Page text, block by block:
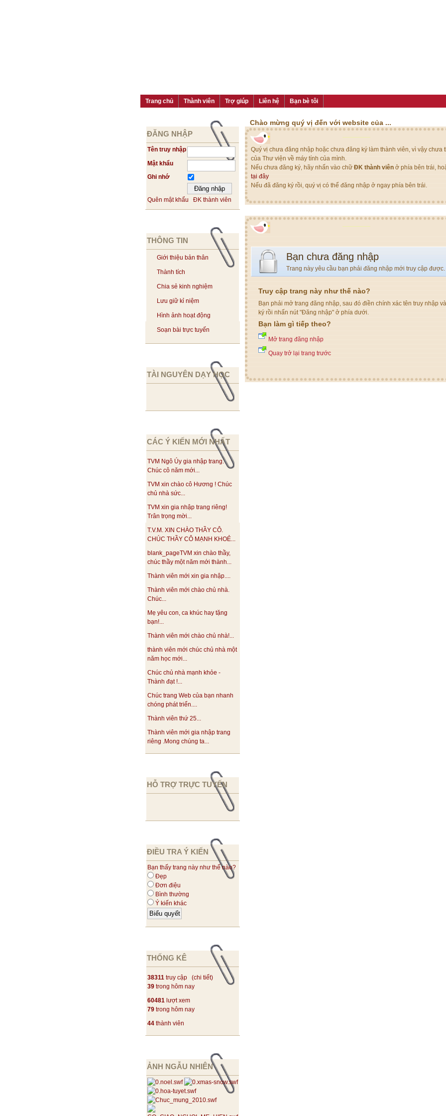
Trang chủ Thành viên Trợ giúp Liên hệ Bạn bè tôi
ĐĂNG NHẬP
Tên truy nhập
Mật khẩu
Ghi nhớ
Quên mật khẩu ĐK thành viên
THÔNG TIN
Giới thiệu bản thân
Thành tích
Chia sẻ kinh nghiệm
Lưu giữ kỉ niệm
Hình ảnh hoạt động
Soạn bài trực tuyến
TÀI NGUYÊN DẠY HỌC
CÁC Ý KIẾN MỚI NHẤT
TVM Ngô Úy gia nhập trang.
Chúc cô năm mới...
TVM xin chào cô Hương ! Chúc
chủ nhà sức...
TVM xin gia nhập trang riêng!
Trân trọng mời...
T.V.M. XIN CHÀO THẦY CÔ.
CHÚC THẦY CÔ MẠNH KHOẺ...
blank_pageTVM xin chào thầy,
chúc thầy một năm mới thành...
Thành viên mới xin gia nhập....
Thành viên mới chào chủ nhà.
Chúc...
Mẹ yêu con, ca khúc hay tặng
bạn!...
Thành viên mới chào chủ nhà!...
thành viên mới chúc chủ nhà một
năm học mới...
Chúc chủ nhà mạnh khỏe -
Thành đạt !...
Chúc trang Web của bạn nhanh
chóng phát triển....
Thành viên thứ 25...
Thành viên mới gia nhập trang
riêng .Mong chúng ta...
HỖ TRỢ TRỰC TUYẾN
ĐIỀU TRA Ý KIẾN
Bạn thấy trang này như thế nào?
Đẹp
Đơn điệu
Bình thường
Ý kiến khác
THỐNG KÊ
38311 truy cập (chi tiết)
39 trong hôm nay
60481 lượt xem
79 trong hôm nay
44 thành viên
ẢNH NGẪU NHIÊN
Chào mừng quý vị đến với website của ...
Quý vị chưa đăng nhập hoặc chưa đăng ký làm thành viên, vì vậy chưa
của Thư viện về máy tính của mình.
Nếu chưa đăng ký, hãy nhấn vào chữ ĐK thành viên ở phía bên trái,
tại đây
Nếu đã đăng ký rồi, quý vị có thể đăng nhập ở ngay phía bên trái.
Bạn chưa đăng nhập
Trang này yêu cầu bạn phải đăng nhập mới truy cập được.
Truy cập trang này như thế nào?
Bạn phải mở trang đăng nhập, sau đó điền chính xác tên truy nhập
ký rồi nhấn nút "Đăng nhập" ở phía dưới.
Bạn làm gì tiếp theo?
Mở trang đăng nhập
Quay trở lại trang trước